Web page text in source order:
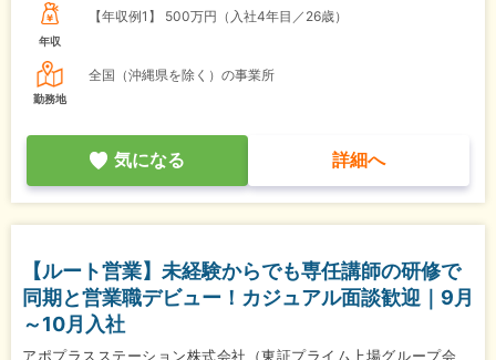
年収
【年収例1】 500万円（入社4年目／26歳）
勤務地
全国（沖縄県を除く）の事業所
気になる 詳細へ
【ルート営業】未経験からでも専任講師の研修で
同期と営業職デビュー！カジュアル面談歓迎｜9月
～10月入社
アポプラスステーション株式会社（東証プライム上場グループ会